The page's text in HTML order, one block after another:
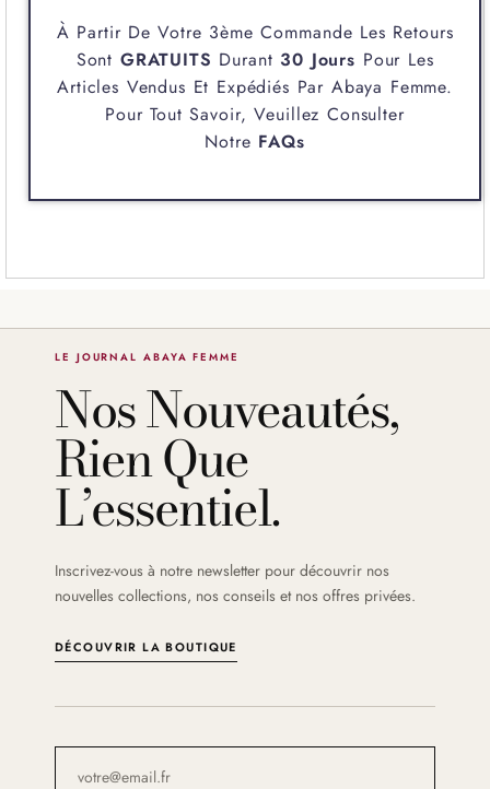
À Partir De Votre 3ème Commande Les Retours
Sont GRATUITS Durant 30 Jours Pour Les
Articles Vendus Et Expédiés Par Abaya Femme.
Pour Tout Savoir, Veuillez Consulter
Notre FAQs
LE JOURNAL ABAYA FEMME
Nos Nouveautés,
Rien Que
L’essentiel.
Inscrivez-vous à notre newsletter pour découvrir nos
nouvelles collections, nos conseils et nos offres privées.
DÉCOUVRIR LA BOUTIQUE